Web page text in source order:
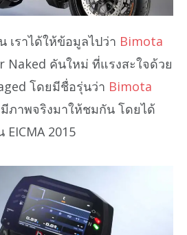
เราได้ให้ข้อมูลไปว่า Bimota
Naked คันใหม่ ที่แรงสะใจด้วย
โดยมีชื่อรุ่นว่า Bimota
ภาพจริงมาให้ชมกัน โดยได้
EICMA 2015